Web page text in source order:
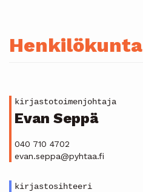
Henkilökunta
kirjastotoimenjohtaja
Evan Seppä
040 710 4702
evan.seppa@pyhtaa.fi
kirjastosihteeri